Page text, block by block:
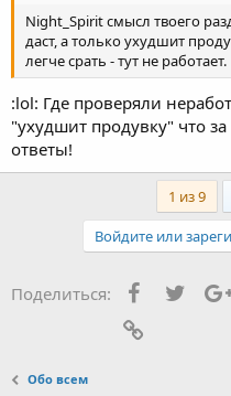
Night_Spirit смысл твоего
даст, а только ухудшит
легче срать - тут не работает.
:lol: Где проверяли
"ухудшит продувку" что
ответы!
1 из 9
Войдите или
Поделиться: Facebook
Обо всем